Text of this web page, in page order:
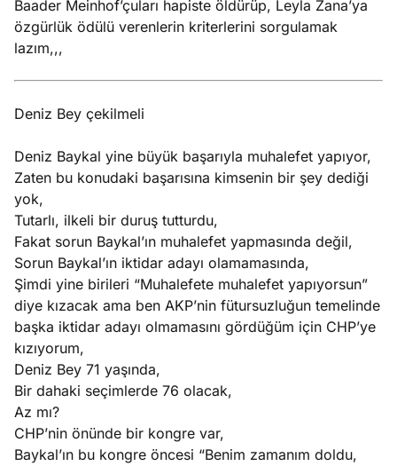
Baader Meinhof’çuları hapiste öldürüp, Leyla Zana’ya
özgürlük ödülü verenlerin kriterlerini sorgulamak
lazım,,,
Deniz Bey çekilmeli
Deniz Baykal yine büyük başarıyla muhalefet yapıyor,
Zaten bu konudaki başarısına kimsenin bir şey dediği
yok,
Tutarlı, ilkeli bir duruş tutturdu,
Fakat sorun Baykal’ın muhalefet yapmasında değil,
Sorun Baykal’ın iktidar adayı olamamasında,
Şimdi yine birileri “Muhalefete muhalefet yapıyorsun”
diye kızacak ama ben AKP’nin fütursuzluğun temelinde
başka iktidar adayı olmamasını gördüğüm için CHP’ye
kızıyorum,
Deniz Bey 71 yaşında,
Bir dahaki seçimlerde 76 olacak,
Az mı?
CHP’nin önünde bir kongre var,
Baykal’ın bu kongre öncesi “Benim zamanım doldu,